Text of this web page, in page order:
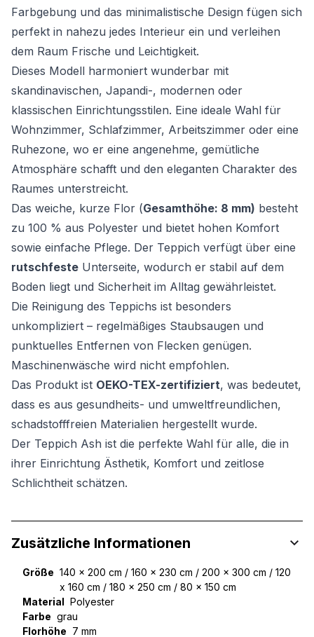
Farbgebung und das minimalistische Design fügen sich
perfekt in nahezu jedes Interieur ein und verleihen
dem Raum Frische und Leichtigkeit.
Dieses Modell harmoniert wunderbar mit
skandinavischen, Japandi-, modernen oder
klassischen Einrichtungsstilen. Eine ideale Wahl für
Wohnzimmer, Schlafzimmer, Arbeitszimmer oder eine
Ruhezone, wo er eine angenehme, gemütliche
Atmosphäre schafft und den eleganten Charakter des
Raumes unterstreicht.
Das weiche, kurze Flor (Gesamthöhe: 8 mm) besteht
zu 100 % aus Polyester und bietet hohen Komfort
sowie einfache Pflege. Der Teppich verfügt über eine
rutschfeste Unterseite, wodurch er stabil auf dem
Boden liegt und Sicherheit im Alltag gewährleistet.
Die Reinigung des Teppichs ist besonders
unkompliziert – regelmäßiges Staubsaugen und
punktuelles Entfernen von Flecken genügen.
Maschinenwäsche wird nicht empfohlen.
Das Produkt ist OEKO-TEX-zertifiziert, was bedeutet,
dass es aus gesundheits- und umweltfreundlichen,
schadstofffreien Materialien hergestellt wurde.
Der Teppich Ash ist die perfekte Wahl für alle, die in
ihrer Einrichtung Ästhetik, Komfort und zeitlose
Schlichtheit schätzen.
Zusätzliche Informationen
Größe 140 x 200 cm / 160 x 230 cm / 200 x 300 cm / 120
x 160 cm / 180 x 250 cm / 80 x 150 cm
Material Polyester
Farbe grau
Florhöhe 7 mm